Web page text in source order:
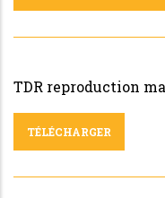
TDR reproduction
TÉLÉCHARGER